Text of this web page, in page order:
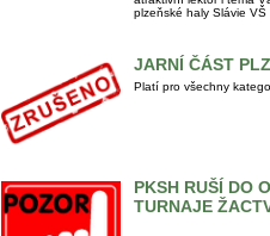
plzeňské haly Slávie VŠ
JARNÍ ČÁST
Platí pro všechny
PKSH RUŠÍ DO
TURNAJE